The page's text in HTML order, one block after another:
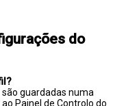
do
guardadas numa
Painel de Controlo do